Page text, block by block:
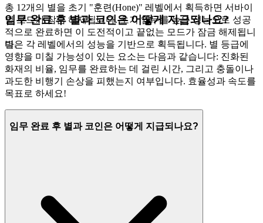
총 12개의 별을 초기 "훈련(Hone)" 레벨에서 획득하면 서바이
벌 모드가 잠금 해제됩니다. 초기 임무를 높은 성능으로 성공
적으로 완료하면 이 도전적이고 끝없는 모드가 잠금 해제됩니
다.
임무 완료 후 별과 코인은 어떻게 지급되나요?
별은 각 레벨에서의 성능을 기반으로 획득됩니다. 별 등급에
영향을 미칠 가능성이 있는 요소는 다음과 같습니다: 진화된
화재의 비율, 임무를 완료하는 데 걸린 시간, 그리고 충돌이나
과도한 비행기 손상을 피했는지 여부입니다. 효율성과 속도를
목표로 하세요!
임무 완료 후 별과 코인은 어떻게 지급되나요?